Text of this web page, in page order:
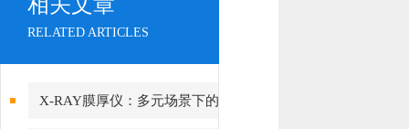
RELATED ARTICLES
X-RAY膜厚仪：多元场景下的